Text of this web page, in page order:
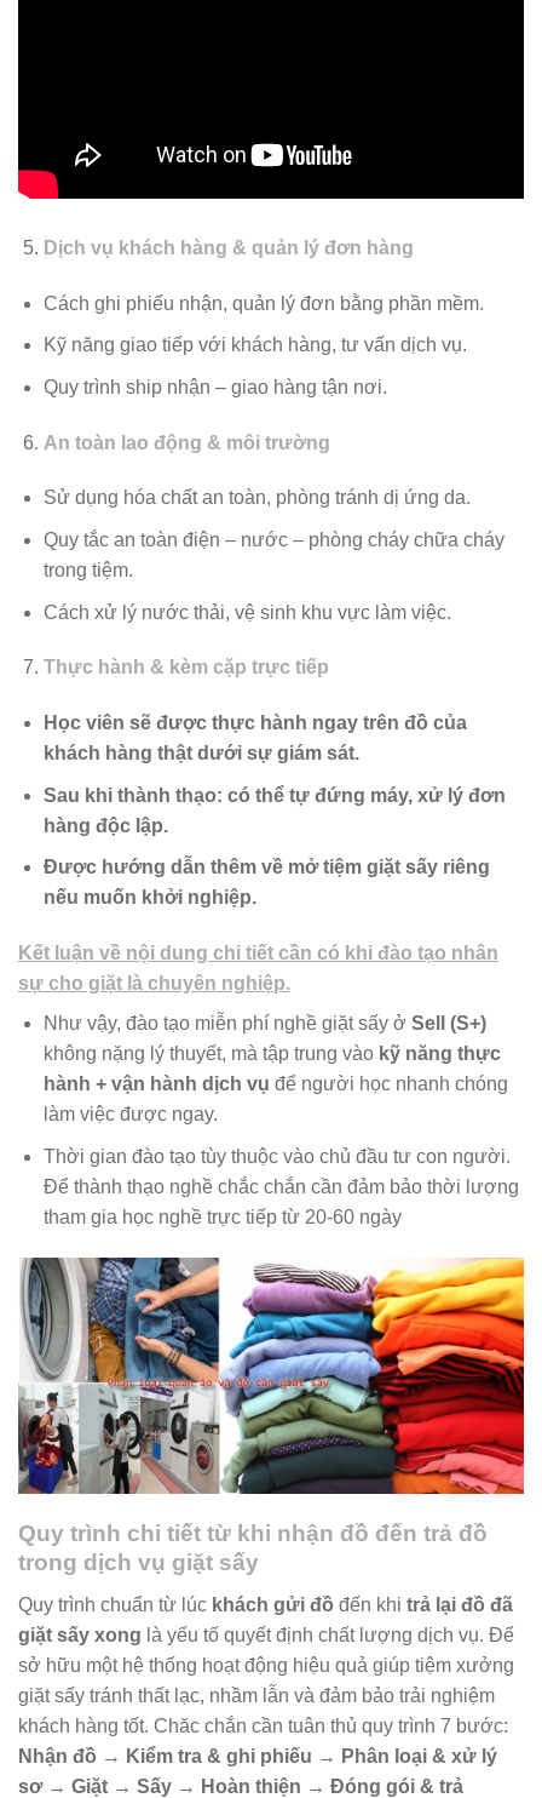
Dịch vụ khách hàng & quản lý đơn hàng
Cách ghi phiếu nhận, quản lý đơn bằng phần mềm.
Kỹ năng giao tiếp với khách hàng, tư vấn dịch vụ.
Quy trình ship nhận – giao hàng tận nơi.
An toàn lao động & môi trường
Sử dụng hóa chất an toàn, phòng tránh dị ứng da.
Quy tắc an toàn điện – nước – phòng cháy chữa cháy
trong tiệm.
Cách xử lý nước thải, vệ sinh khu vực làm việc.
Thực hành & kèm cặp trực tiếp
Học viên sẽ được thực hành ngay trên đồ của
khách hàng thật dưới sự giám sát.
Sau khi thành thạo: có thể tự đứng máy, xử lý đơn
hàng độc lập.
Được hướng dẫn thêm về mở tiệm giặt sấy riêng
nếu muốn khởi nghiệp.
Kết luận về nội dung chi tiết cần có khi đào tạo nhân
sự cho giặt là chuyên nghiệp.
Như vậy, đào tạo miễn phí nghề giặt sấy ở Sell (S+)
không nặng lý thuyết, mà tập trung vào kỹ năng thực
hành + vận hành dịch vụ để người học nhanh chóng
làm việc được ngay.
Thời gian đào tạo tùy thuộc vào chủ đầu tư con người.
Để thành thạo nghề chắc chắn cần đảm bảo thời lượng
tham gia học nghề trực tiếp từ 20-60 ngày
Quy trình chi tiết từ khi nhận đồ đến trả đồ
trong dịch vụ giặt sấy
Quy trình chuẩn từ lúc khách gửi đồ đến khi trả lại đồ đã
giặt sấy xong là yếu tố quyết định chất lượng dịch vụ. Để
sở hữu một hệ thống hoạt động hiệu quả giúp tiệm xưởng
giặt sấy tránh thất lạc, nhầm lẫn và đảm bảo trải nghiệm
khách hàng tốt. Chăc chắn cần tuân thủ quy trình 7 bước:
Nhận đồ → Kiểm tra & ghi phiếu → Phân loại & xử lý
sơ → Giặt → Sấy → Hoàn thiện → Đóng gói & trả